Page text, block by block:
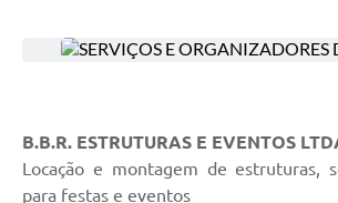
B.B.R. ESTRUTURAS E EVENTOS
Locação e montagem de estruturas,
para festas e eventos